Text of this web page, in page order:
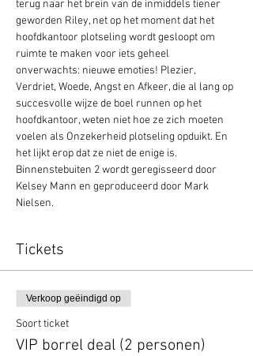
terug naar het brein van de inmiddels tiener
geworden Riley, net op het moment dat het
hoofdkantoor plotseling wordt gesloopt om
ruimte te maken voor iets geheel
onverwachts: nieuwe emoties! Plezier,
Verdriet, Woede, Angst en Afkeer, die al lang op
succesvolle wijze de boel runnen op het
hoofdkantoor, weten niet hoe ze zich moeten
voelen als Onzekerheid plotseling opduikt. En
het lijkt erop dat ze niet de enige is.
Binnenstebuiten 2 wordt geregisseerd door
Kelsey Mann en geproduceerd door Mark
Nielsen.
Tickets
Verkoop geëindigd op
Soort ticket
VIP borrel deal (2 personen)